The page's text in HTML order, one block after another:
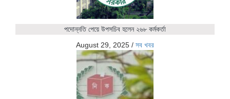
পদোন্নতি পেয়ে উপসচিব হলেন ২৬৮ কর্মকর্তা
August 29, 2025 / সব খবর